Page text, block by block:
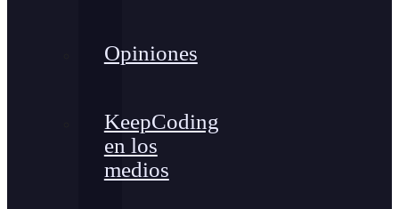
Opiniones
KeepCoding
en los
medios